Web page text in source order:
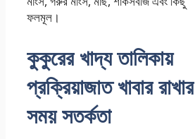
ফলমূল।
কুকুরের খাদ্য তালিকায়
প্রক্রিয়াজাত খাবার রাখার
সময় সতর্কতা